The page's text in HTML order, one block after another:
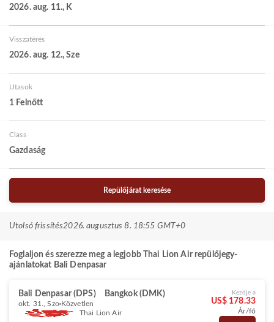
2026. aug. 11., K
Visszatérés
2026. aug. 12., Sze
Utasok
1 Felnőtt
Class
Gazdaság
Repülőjárat keresése
Utolsó frissítés2026. augusztus 8. 18:55 GMT+0
Foglaljon és szerezze meg a legjobb Thai Lion Air repülőjegy-
ajánlatokat Bali Denpasar
Bali Denpasar (DPS) Bangkok (DMK)
okt. 31., Szo Közvetlen
Thai Lion Air
Kezdje a
US$ 178.33
Ár/fő